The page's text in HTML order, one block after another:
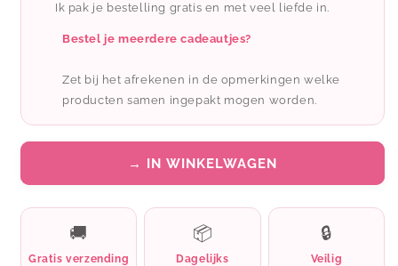
lines:
kaart
merry
christmas
toooooo
youuuuuuuu
lines:
kaart
merry
christmas
toooooo
youuuuuuuu
Ik pak je bestelling gratis en met veel liefde in.
Bestel je meerdere cadeautjes?
Zet bij het afrekenen in de opmerkingen welke
producten samen ingepakt mogen worden.
→ IN WINKELWAGEN
🚚
Gratis verzending
📦
Dagelijks
🔒
Veilig